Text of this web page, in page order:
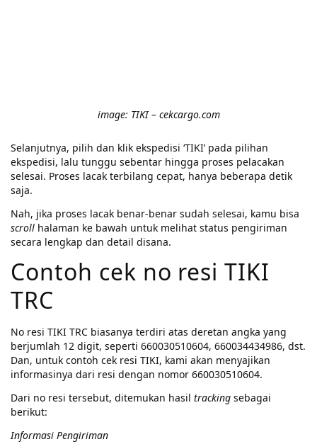
image: TIKI – cekcargo.com
Selanjutnya, pilih dan klik ekspedisi ‘TIKI’ pada pilihan
ekspedisi, lalu tunggu sebentar hingga proses pelacakan
selesai. Proses lacak terbilang cepat, hanya beberapa detik
saja.
Nah, jika proses lacak benar-benar sudah selesai, kamu bisa
scroll halaman ke bawah untuk melihat status pengiriman
secara lengkap dan detail disana.
Contoh cek no resi TIKI
TRC
No resi TIKI TRC biasanya terdiri atas deretan angka yang
berjumlah 12 digit, seperti 660030510604, 660034434986, dst.
Dan, untuk contoh cek resi TIKI, kami akan menyajikan
informasinya dari resi dengan nomor 660030510604.
Dari no resi tersebut, ditemukan hasil tracking sebagai
berikut:
Informasi Pengiriman